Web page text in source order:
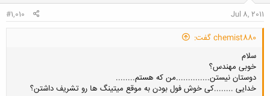
Jul 8, 2011
#1,010
chemist880 گفت:
سلام
خوبی مهندس؟
دوستان نیستن..............من که هستم........
خدایی ........کی خوش فول بودن به موقع میتینگ ها رو تشریف داشتن؟